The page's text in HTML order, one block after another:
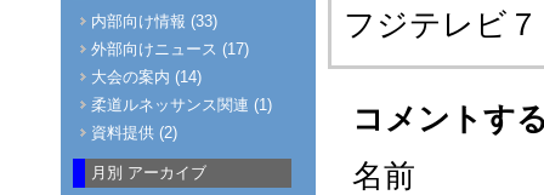
フジテレビ
コメントす
名前
内部向け情報 (33)
外部向けニュース (17)
大会の案内 (14)
柔道ルネッサンス関連 (1)
資料提供 (2)
月別 アーカイブ